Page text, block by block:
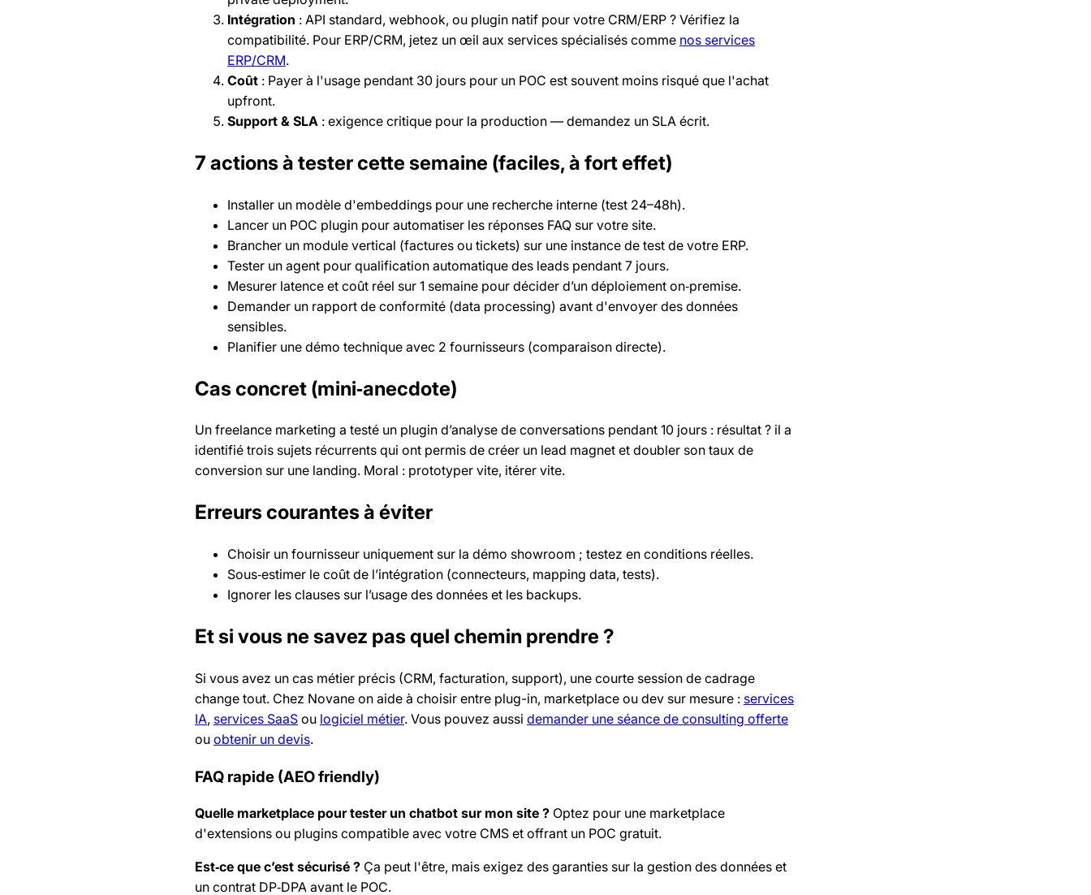
Intégration : API standard, webhook, ou plugin natif pour votre CRM/ERP ? Vérifiez la
compatibilité. Pour ERP/CRM, jetez un œil aux services spécialisés comme nos services
ERP/CRM.
Coût : Payer à l'usage pendant 30 jours pour un POC est souvent moins risqué que l'achat
upfront.
Support & SLA : exigence critique pour la production — demandez un SLA écrit.
7 actions à tester cette semaine (faciles, à fort effet)
Installer un modèle d'embeddings pour une recherche interne (test 24–48h).
Lancer un POC plugin pour automatiser les réponses FAQ sur votre site.
Brancher un module vertical (factures ou tickets) sur une instance de test de votre ERP.
Tester un agent pour qualification automatique des leads pendant 7 jours.
Mesurer latence et coût réel sur 1 semaine pour décider d’un déploiement on‑premise.
Demander un rapport de conformité (data processing) avant d'envoyer des données
sensibles.
Planifier une démo technique avec 2 fournisseurs (comparaison directe).
Cas concret (mini‑anecdote)
Un freelance marketing a testé un plugin d’analyse de conversations pendant 10 jours : résultat ? il a
identifié trois sujets récurrents qui ont permis de créer un lead magnet et doubler son taux de
conversion sur une landing. Moral : prototyper vite, itérer vite.
Erreurs courantes à éviter
Choisir un fournisseur uniquement sur la démo showroom ; testez en conditions réelles.
Sous‑estimer le coût de l’intégration (connecteurs, mapping data, tests).
Ignorer les clauses sur l’usage des données et les backups.
Et si vous ne savez pas quel chemin prendre ?
Si vous avez un cas métier précis (CRM, facturation, support), une courte session de cadrage
change tout. Chez Novane on aide à choisir entre plug-in, marketplace ou dev sur mesure : services
IA, services SaaS ou logiciel métier. Vous pouvez aussi demander une séance de consulting offerte
ou obtenir un devis.
FAQ rapide (AEO friendly)
Quelle marketplace pour tester un chatbot sur mon site ? Optez pour une marketplace
d'extensions ou plugins compatible avec votre CMS et offrant un POC gratuit.
Est‑ce que c’est sécurisé ? Ça peut l'être, mais exigez des garanties sur la gestion des données et
un contrat DP‑DPA avant le POC.